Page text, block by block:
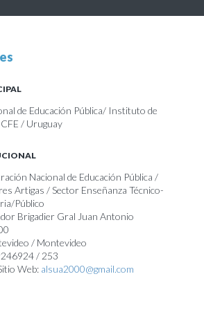
de Educación Pública/ Instituto de
/ Uruguay
Nacional de Educación Pública /
Artigas / Sector Enseñanza Técnico-
Público
Brigadier Gral Juan Antonio
/ Montevideo
/ 253
Web: alsua2000@gmail.com